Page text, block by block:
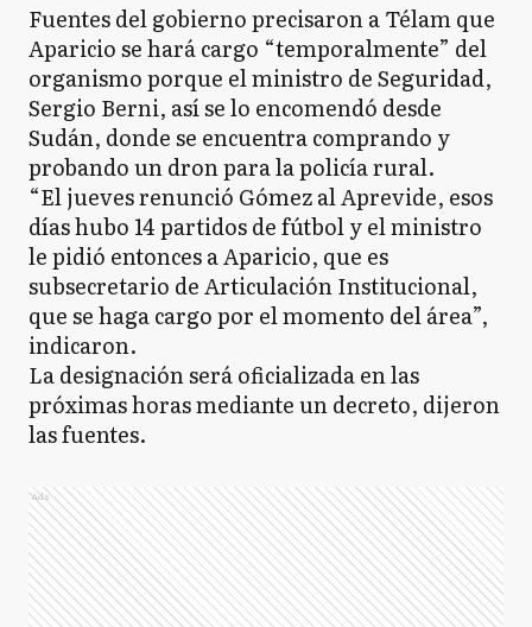
Fuentes del gobierno precisaron a Télam que
Aparicio se hará cargo “temporalmente” del
organismo porque el ministro de Seguridad,
Sergio Berni, así se lo encomendó desde
Sudán, donde se encuentra comprando y
probando un dron para la policía rural.
“El jueves renunció Gómez al Aprevide, esos
días hubo 14 partidos de fútbol y el ministro
le pidió entonces a Aparicio, que es
subsecretario de Articulación Institucional,
que se haga cargo por el momento del área”,
indicaron.
La designación será oficializada en las
próximas horas mediante un decreto, dijeron
las fuentes.
Ads